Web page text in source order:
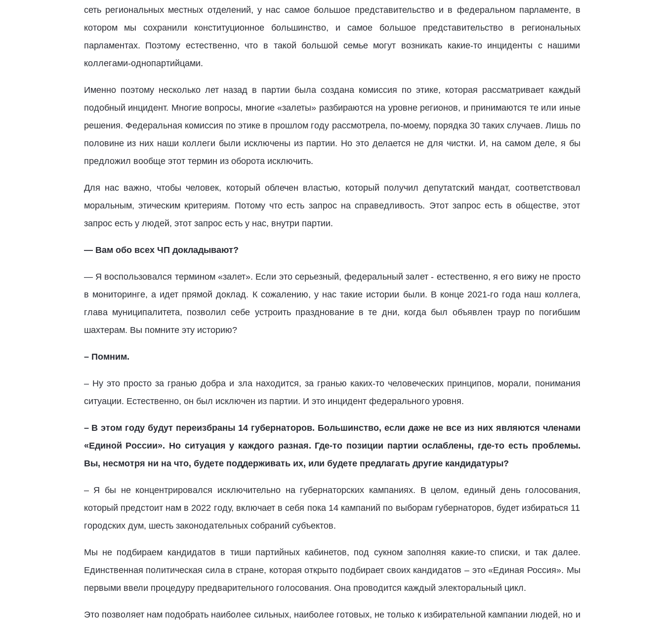
сеть региональных местных отделений, у нас самое большое представительство и в федеральном парламенте, в
котором мы сохранили конституционное большинство, и самое большое представительство в региональных
парламентах. Поэтому естественно, что в такой большой семье могут возникать какие-то инциденты с нашими
коллегами-однопартийцами.
Именно поэтому несколько лет назад в партии была создана комиссия по этике, которая рассматривает каждый
подобный инцидент. Многие вопросы, многие «залеты» разбираются на уровне регионов, и принимаются те или иные
решения. Федеральная комиссия по этике в прошлом году рассмотрела, по-моему, порядка 30 таких случаев. Лишь по
половине из них наши коллеги были исключены из партии. Но это делается не для чистки. И, на самом деле, я бы
предложил вообще этот термин из оборота исключить.
Для нас важно, чтобы человек, который облечен властью, который получил депутатский мандат, соответствовал
моральным, этическим критериям. Потому что есть запрос на справедливость. Этот запрос есть в обществе, этот
запрос есть у людей, этот запрос есть у нас, внутри партии.
— Вам обо всех ЧП докладывают?
— Я воспользовался термином «залет». Если это серьезный, федеральный залет - естественно, я его вижу не просто
в мониторинге, а идет прямой доклад. К сожалению, у нас такие истории были. В конце 2021-го года наш коллега,
глава муниципалитета, позволил себе устроить празднование в те дни, когда был объявлен траур по погибшим
шахтерам. Вы помните эту историю?
– Помним.
– Ну это просто за гранью добра и зла находится, за гранью каких-то человеческих принципов, морали, понимания
ситуации. Естественно, он был исключен из партии. И это инцидент федерального уровня.
– В этом году будут переизбраны 14 губернаторов. Большинство, если даже не все из них являются членами
«Единой России». Но ситуация у каждого разная. Где-то позиции партии ослаблены, где-то есть проблемы.
Вы, несмотря ни на что, будете поддерживать их, или будете предлагать другие кандидатуры?
– Я бы не концентрировался исключительно на губернаторских кампаниях. В целом, единый день голосования,
который предстоит нам в 2022 году, включает в себя пока 14 кампаний по выборам губернаторов, будет избираться 11
городских дум, шесть законодательных собраний субъектов.
Мы не подбираем кандидатов в тиши партийных кабинетов, под сукном заполняя какие-то списки, и так далее.
Единственная политическая сила в стране, которая открыто подбирает своих кандидатов – это «Единая Россия». Мы
первыми ввели процедуру предварительного голосования. Она проводится каждый электоральный цикл.
Это позволяет нам подобрать наиболее сильных, наиболее готовых, не только к избирательной кампании людей, но и